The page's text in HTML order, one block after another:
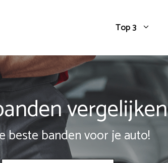
Top 3
vergelijken
beste banden voor je auto!